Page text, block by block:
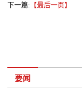
下一篇: 【最后一页】
要闻